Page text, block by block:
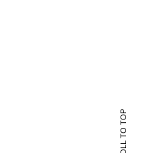
SCROLL TO TOP